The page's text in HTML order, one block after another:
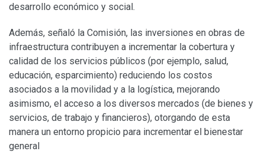
desarrollo económico y social.
Además, señaló la Comisión, las inversiones en obras de
infraestructura contribuyen a incrementar la cobertura y
calidad de los servicios públicos (por ejemplo, salud,
educación, esparcimiento) reduciendo los costos
asociados a la movilidad y a la logística, mejorando
asimismo, el acceso a los diversos mercados (de bienes y
servicios, de trabajo y financieros), otorgando de esta
manera un entorno propicio para incrementar el bienestar
general